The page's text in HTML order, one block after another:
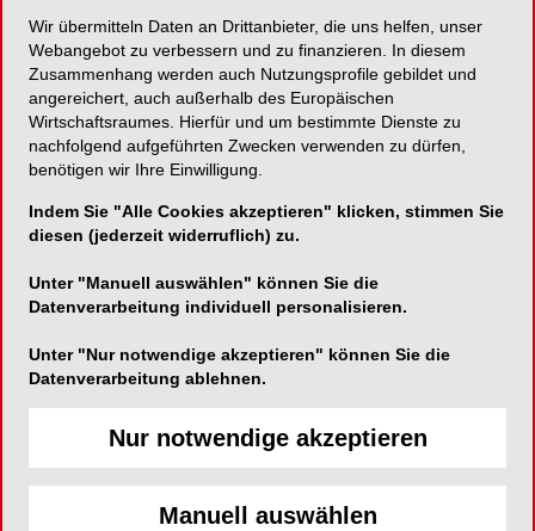
zum Unternehmen
NEUE VIDEOS 24.02.2021
Feste Verbindung des Implantats
Wir übermitteln Daten an Drittanbieter, die uns helfen, unser
Webangebot zu verbessern und zu finanzieren. In diesem
Zusammenhang werden auch Nutzungsprofile gebildet und
angereichert, auch außerhalb des Europäischen
Wirtschaftsraumes. Hierfür und um bestimmte Dienste zu
nachfolgend aufgeführten Zwecken verwenden zu dürfen,
benötigen wir Ihre Einwilligung.
Indem Sie "Alle Cookies akzeptieren" klicken, stimmen Sie
diesen (jederzeit widerruflich) zu.
Unter "Manuell auswählen" können Sie die
Datenverarbeitung individuell personalisieren.
Unter "Nur notwendige akzeptieren" können Sie die
Datenverarbeitung ablehnen.
Nur notwendige akzeptieren
Manuell auswählen